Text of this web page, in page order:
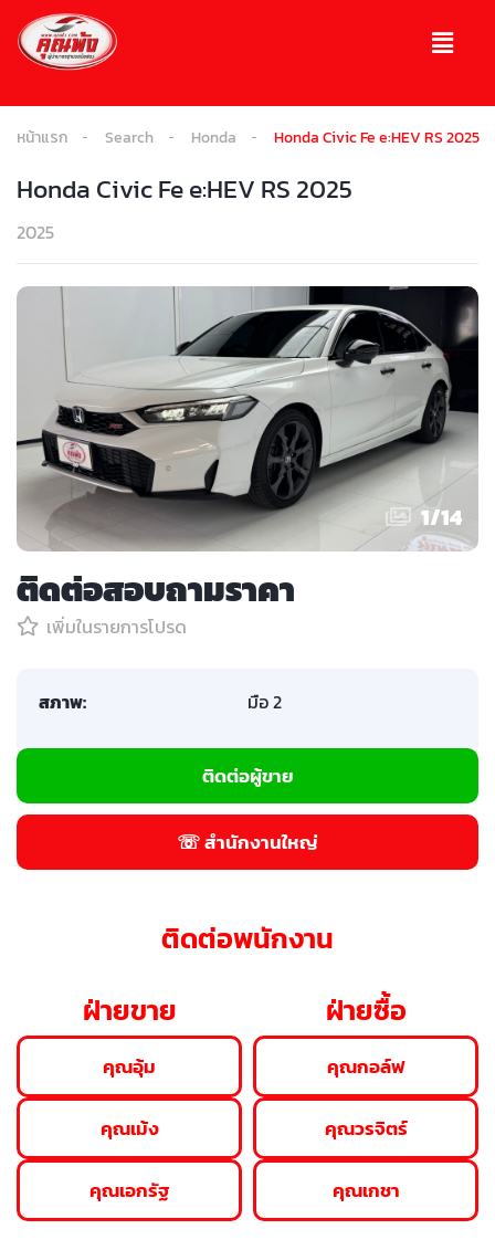
หน้าแรก Search Honda Honda Civic Fe e:HEV RS 2025
Honda Civic Fe e:HEV RS 2025
2025
1/14
ติดต่อสอบถามราคา
เพิ่มในรายการโปรด
สภาพ: มือ 2
ติดต่อผู้ขาย
☏ สำนักงานใหญ่
ติดต่อพนักงาน
ฝ่ายขาย
คุณอุ้ม
คุณเม้ง
คุณเอกรัฐ
ฝ่ายซื้อ
คุณกอล์ฟ
คุณวรจิตร์
คุณเกชา